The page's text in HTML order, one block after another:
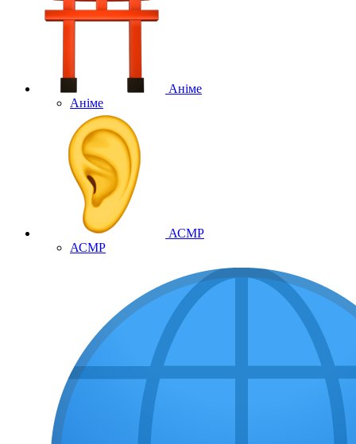
Аніме
Аніме
АСМР
АСМР